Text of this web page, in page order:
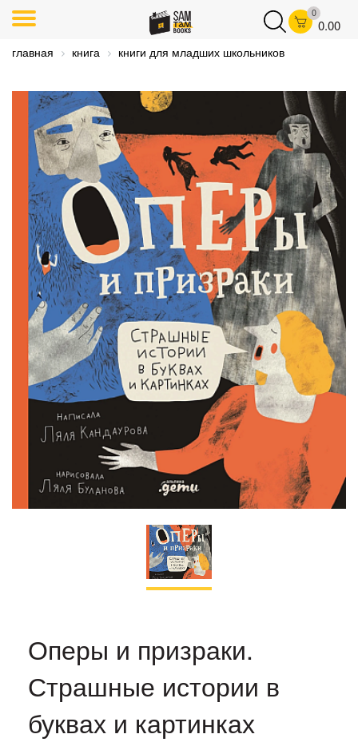
0
0.00
главная книга книги для младших школьников
Оперы и призраки.
Страшные истории в
буквах и картинках